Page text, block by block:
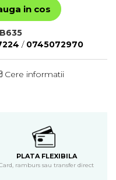
in cos
/ 0745072970
Cere informatii
PLATA FLEXIBILA
ramburs sau transfer direct